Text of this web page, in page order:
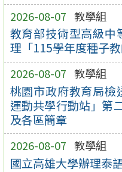
2026-08-07 教學組
教育部技術型高級中
理「115學年度種子教
2026-08-07 教學組
桃園市政府教育局檢
運動共學行動站」第
及各區簡章
2026-08-07 教學組
國立高雄大學辦理泰